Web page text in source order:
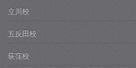
立川校
五反田校
荻窪校